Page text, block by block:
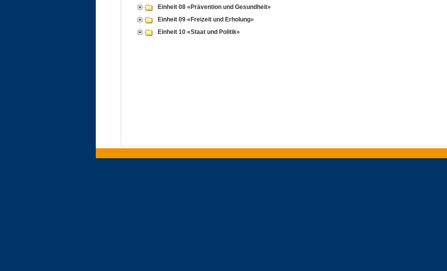
Einheit 08 «Prävention und Gesundheit»
Einheit 09 «Freizeit und Erholung»
Einheit 10 «Staat und Politik»